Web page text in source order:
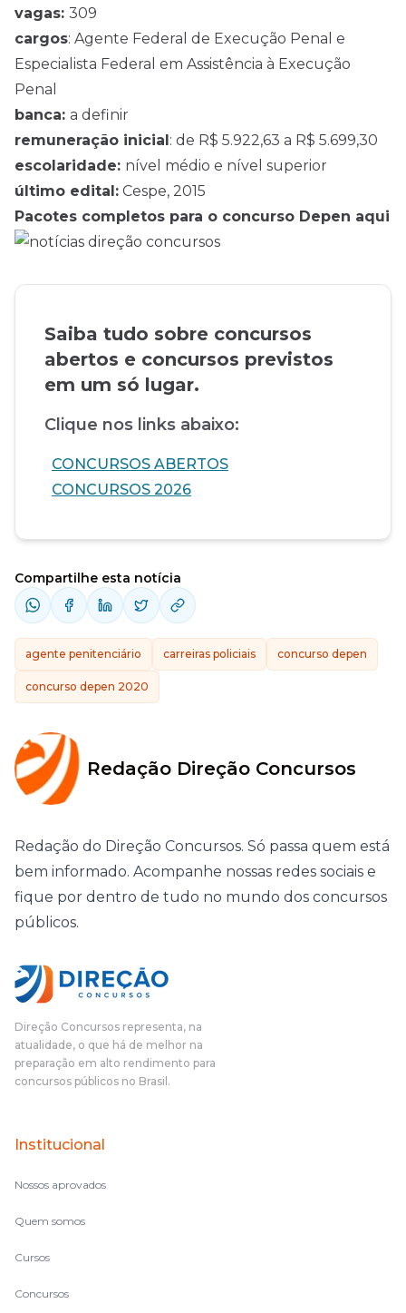
vagas: 309
cargos: Agente Federal de Execução Penal e
Especialista Federal em Assistência à Execução
Penal
banca: a definir
remuneração inicial: de R$ 5.922,63 a R$ 5.699,30
escolaridade: nível médio e nível superior
último edital: Cespe, 2015
Pacotes completos para o concurso Depen aqui
Saiba tudo sobre concursos
abertos e concursos previstos
em um só lugar.
Clique nos links abaixo:
CONCURSOS ABERTOS
CONCURSOS 2026
Compartilhe esta notícia
agente penitenciário carreiras policiais concurso depen
concurso depen 2020
Redação Direção Concursos
Redação do Direção Concursos. Só passa quem está
bem informado. Acompanhe nossas redes sociais e
fique por dentro de tudo no mundo dos concursos
públicos.
Direção Concursos representa, na
atualidade, o que há de melhor na
preparação em alto rendimento para
concursos públicos no Brasil.
Institucional
Nossos aprovados
Quem somos
Cursos
Concursos